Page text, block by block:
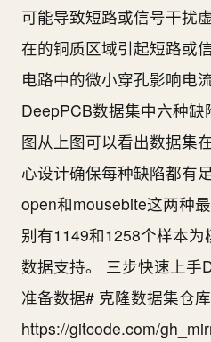
可能导致短路或信号干扰
在的铜质区域引起短路或
电路中的微小穿孔影响电
DeepPCB数据集中六种
图从上图可以看出数据集
心设计确保每种缺陷都有
open和mousebite这两种
别有1149和1258个样本
数据支持。 三步快速上手
准备数据# 克隆数据集仓
https://gitcode.com/